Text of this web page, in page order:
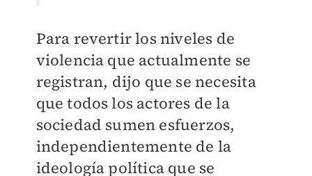
Para revertir los niveles de
violencia que actualmente se
registran, dijo que se necesita
que todos los actores de la
sociedad sumen esfuerzos,
independientemente de la
ideología política que se